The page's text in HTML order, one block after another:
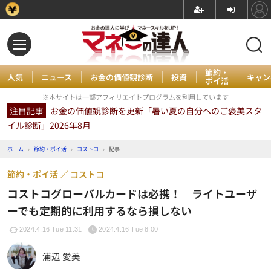
人気 ニュース お金の価値観診断 投資 節約・
ポイ活 キャ
※本サイトは一部アフィリエイトプログラムを利用しています
注目記事 お金の価値観診断を更新「暑い夏の自分へのご褒美スタ
イル診断」2026年8月
ホーム › 節約・ポイ活 › コストコ › 記事
コストコグローバルカードは必携！ ライトユーザ
ーでも定期的に利用するなら損しない
節約・ポイ活 コストコ
2024.4.16 Tue 11:31 2024.4.16 Tue 8:00
浦辺 愛美